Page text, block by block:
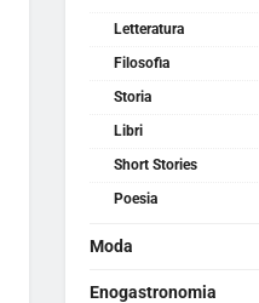
Letteratura
Filosofia
Storia
Libri
Short Stories
Poesia
Moda
Enogastronomia